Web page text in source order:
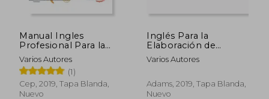
Manual Ingles
Profesional Para la
Logistica y
Transporte
Internacional
Varios Autores
(1)
Cep, 2019, Tapa Blanda,
Nuevo
Inglés Para la
Elaboración de
Documentos
Varios Autores
Adams, 2019, Tapa Blanda,
Nuevo